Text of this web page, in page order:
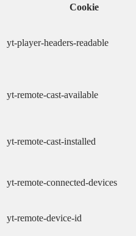
Cookie
yt-player-headers-readable
yt-remote-cast-available
yt-remote-cast-installed
yt-remote-connected-devices
yt-remote-device-id